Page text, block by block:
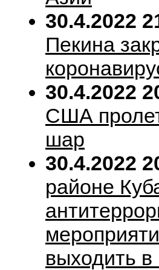
30.4.2022
Пекина
30.4.2022
США
шар
30.4.2022
районе
выходить